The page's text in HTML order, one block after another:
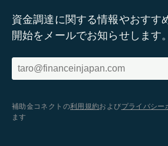
資金調達に関する情報やおすす
開始をメールでお知らせします。
補助金コネクトの利用規約およびプライバシー
ます